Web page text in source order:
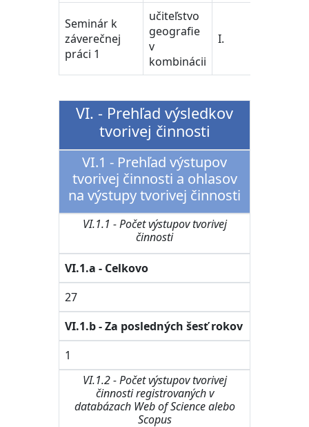
Seminár k
záverečnej
práci 1
učiteľstvo
geografie
v
kombinácii
I.
VI. - Prehľad výsledkov
tvorivej činnosti
VI.1 - Prehľad výstupov
tvorivej činnosti a ohlasov
na výstupy tvorivej činnosti
VI.1.1 - Počet výstupov tvorivej
činnosti
VI.1.a - Celkovo
27
VI.1.b - Za posledných šesť rokov
1
VI.1.2 - Počet výstupov tvorivej
činnosti registrovaných v
databázach Web of Science alebo
Scopus